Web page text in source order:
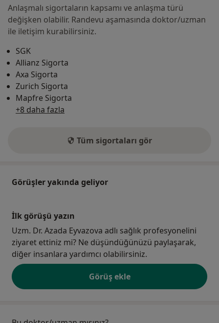
Anlaşmalı sigortaların kapsamı ve anlaşma türü
değişken olabilir. Randevu aşamasında doktor/uzman
ile iletişim kurabilirsiniz.
SGK
Allianz Sigorta
Axa Sigorta
Zurich Sigorta
Mapfre Sigorta
+8 daha fazla
Tüm sigortaları gör
Görüşler yakında geliyor
İlk görüşü yazın
Uzm. Dr. Azada Eyvazova adlı sağlık profesyonelini
ziyaret ettiniz mi? Ne düşündüğünüzü paylaşarak,
diğer insanlara yardımcı olabilirsiniz.
Görüş ekle